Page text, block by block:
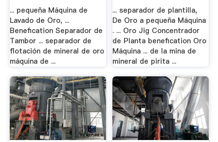
... pequeña Máquina de
Lavado de Oro, ...
Benefication Separador de
Tambor ... separador de
flotación de mineral de oro
máquina de ...
... separador de plantilla,
De Oro a pequeña Máquina
. ... Oro Jig Concentrador
de Planta benefication Oro
Máquina ... de la mina de
mineral de pirita ...